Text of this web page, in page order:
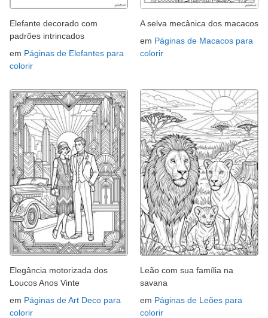
Elefante decorado com
padrões intrincados
em Páginas de Elefantes para
colorir
A selva mecânica dos macacos
em Páginas de Macacos para
colorir
Elegância motorizada dos
Loucos Anos Vinte
em Páginas de Art Deco para
colorir
Leão com sua família na
savana
em Páginas de Leões para
colorir